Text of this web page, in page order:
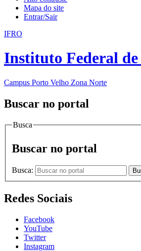
Mapa do site
Entrar/Sair
IFRO
Instituto Federal
Campus Porto Velho Zona Norte
Buscar no portal
Busca
Buscar no portal
Busca:
Redes Sociais
Facebook
YouTube
Twitter
Instagram